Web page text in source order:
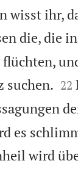
wisst ihr,
die, die
suchen.
22
es
wird